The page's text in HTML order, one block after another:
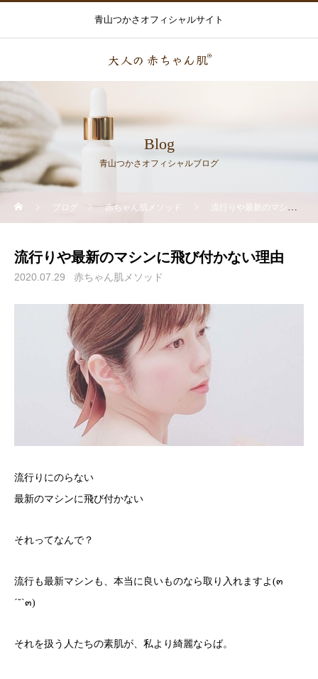
青山つかさオフィシャルサイト
Blog
青山つかさオフィシャルブログ
ブログ 赤ちゃん肌メソッド 流行りや最新のマシンに飛び付かない理由
流行りや最新のマシンに飛び付かない理由
2020.07.29 赤ちゃん肌メソッド
流行りにのらない
最新のマシンに飛び付かない
それってなんで？
流行も最新マシンも、本当に良いものなら取り入れますよ(๓
´˘`๓)
それを扱う人たちの素肌が、私より綺麗ならば。